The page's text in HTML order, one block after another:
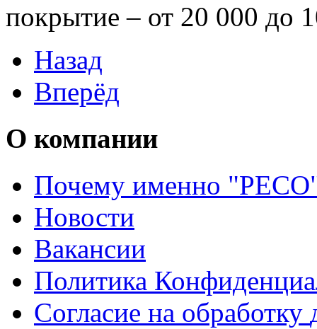
покрытие – от 20 000 до
Назад
Вперёд
О компании
Почему именно
Новости
Вакансии
Политика
Согласие на обработку